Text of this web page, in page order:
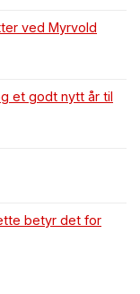
ved Myrvold
et godt nytt år til
betyr det for